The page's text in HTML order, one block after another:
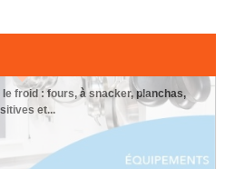
froid : fours, à snacker, planchas,
et...